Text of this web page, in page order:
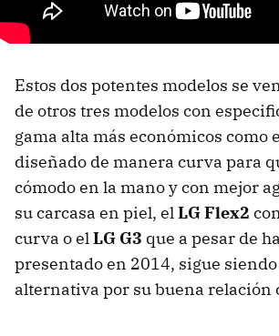
Estos dos potentes modelos se
de otros tres modelos con
gama alta más económicos como
diseñado de manera curva para
cómodo en la mano y con mejor
su carcasa en piel, el LG Flex2
curva o el LG G3 que a pesar de
presentado en 2014, sigue
alternativa por su buena relación